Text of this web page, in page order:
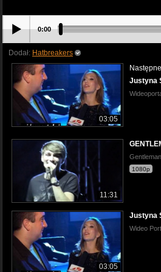
0:00
Dodał: Hatbreakers
03:05
Justyna
11:31
1080p
03:05
Justyna
Wideo